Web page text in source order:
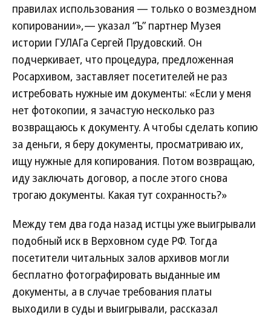
правилах использования — только о возмездном
копировании»,— указал “Ъ” партнер Музея
истории ГУЛАГа Сергей Прудовский. Он
подчеркивает, что процедура, предложенная
Росархивом, заставляет посетителей не раз
истребовать нужные им документы: «Если у меня
нет фотокопии, я зачастую несколько раз
возвращаюсь к документу. А чтобы сделать копию
за деньги, я беру документы, просматриваю их,
ищу нужные для копирования. Потом возвращаю,
иду заключать договор, а после этого снова
трогаю документы. Какая тут сохранность?»
Между тем два года назад истцы уже выигрывали
подобный иск в Верховном суде РФ. Тогда
посетители читальных залов архивов могли
бесплатно фотографировать выданные им
документы, а в случае требования платы
выходили в суды и выигрывали, рассказал